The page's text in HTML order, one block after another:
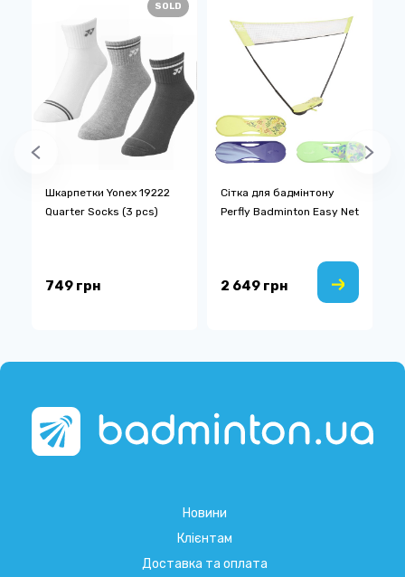
SOLD
Шкарпетки Yonex 19222
Quarter Socks (3 pcs)
749 грн
Сітка для бадмінтону
Perfly Badminton Easy Net
2 649 грн
Новини
Клієнтам
Доставка та оплата